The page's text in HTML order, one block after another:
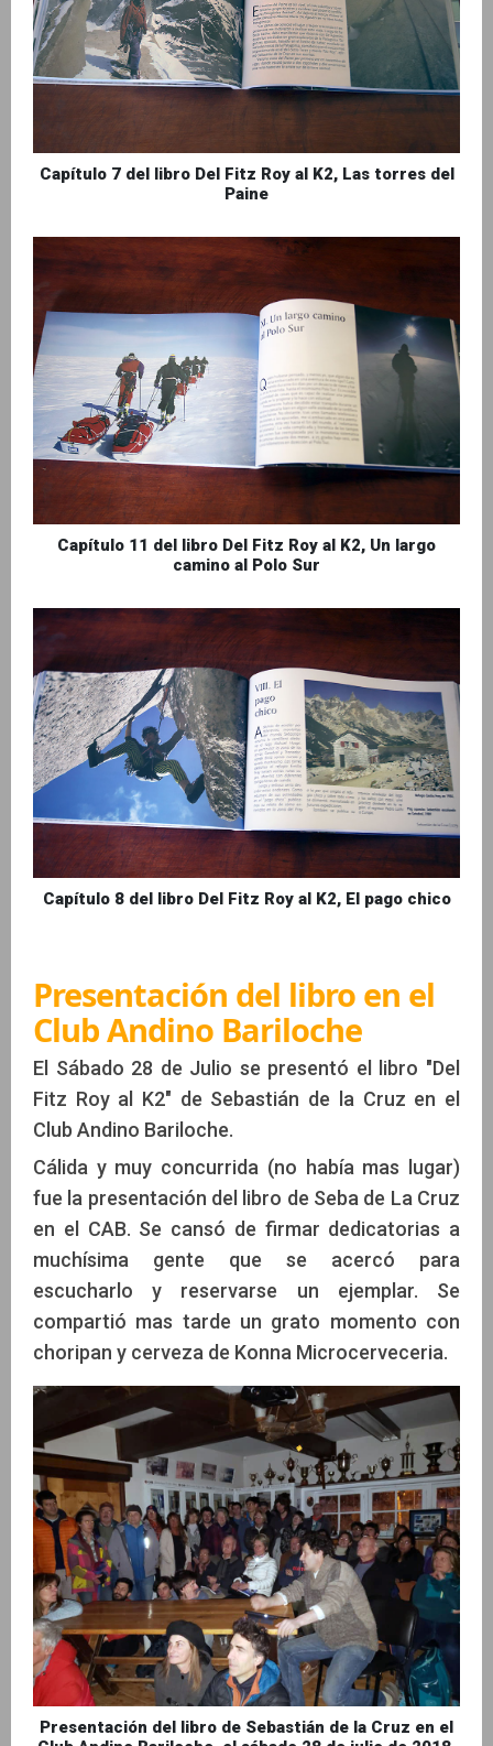
Capítulo 7 del libro Del Fitz Roy al K2, Las torres del
Paine
Capítulo 11 del libro Del Fitz Roy al K2, Un largo
camino al Polo Sur
Capítulo 8 del libro Del Fitz Roy al K2, El pago chico
Presentación del libro en el
Club Andino Bariloche
El Sábado 28 de Julio se presentó el libro "Del
Fitz Roy al K2" de Sebastián de la Cruz en el
Club Andino Bariloche.
Cálida y muy concurrida (no había mas lugar)
fue la presentación del libro de Seba de La Cruz
en el CAB. Se cansó de firmar dedicatorias a
muchísima gente que se acercó para
escucharlo y reservarse un ejemplar. Se
compartió mas tarde un grato momento con
choripan y cerveza de Konna Microcerveceria.
Presentación del libro de Sebastián de la Cruz en el